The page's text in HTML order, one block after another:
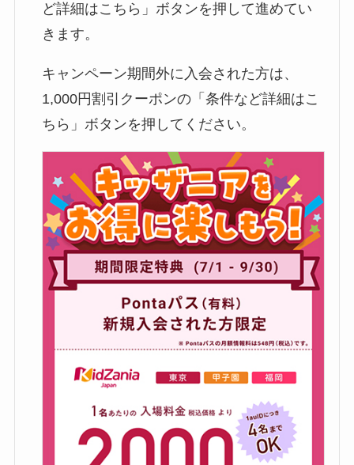
ど詳細はこちら」ボタンを押して進めてい
きます。
キャンペーン期間外に入会された方は、
1,000円割引クーポンの「条件など詳細はこ
ちら」ボタンを押してください。